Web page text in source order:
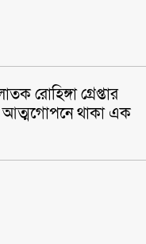
রোহিঙ্গা গ্রেপ্তার
আত্মগোপনে থাকা এক